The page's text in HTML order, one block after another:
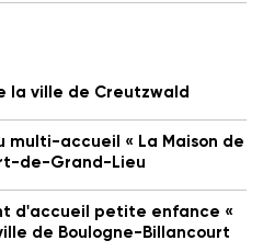
la ville de Creutzwald
accueil « La Maison de
de-Grand-Lieu
d'accueil petite enfance «
de Boulogne-Billancourt